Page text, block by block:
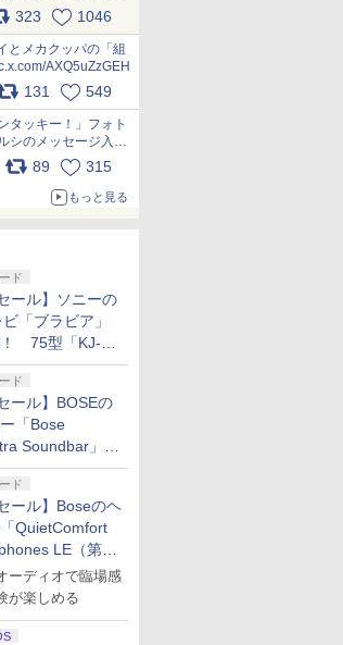
そのままのメニュ
もおいしい
323 1046
とメカクッパの「組
トイ」発売！ pic.x.com/AXQ5uZzGEH
131 549
タッキー！」フォト
シのメッセージ入り
レカなどが登場
89 315
もっと見る
ド
ール】ソニーの
「ブラビア」
！ 75型「KJ-
などラインナッ
ド
ール】BOSEの
「Bose
Soundbar」
ファー「Bose
Subwoofer」
！
ド
ール】Boseのヘ
QuietComfort
LE（第2
お買い得価格で
ーディオで臨場感
が楽しめる